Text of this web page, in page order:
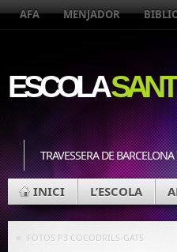
AFA MENJADOR
ESCOLASANT
TRAVESSERA DE
INICI L’ESCOLA
« FOTOS P3 COCODRILS-GATS